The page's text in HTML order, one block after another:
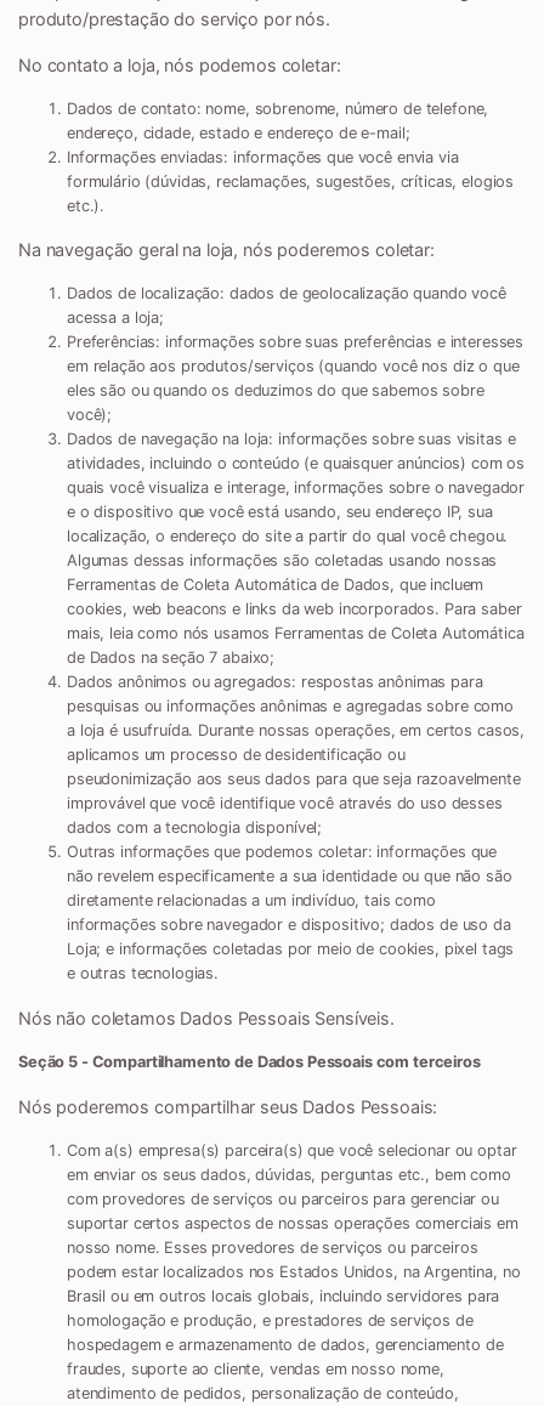
produto/prestação do serviço por nós.
No contato a loja, nós podemos coletar:
Dados de contato: nome, sobrenome, número de telefone,
endereço, cidade, estado e endereço de e-mail;
Informações enviadas: informações que você envia via
formulário (dúvidas, reclamações, sugestões, críticas, elogios
etc.).
Na navegação geral na loja, nós poderemos coletar:
Dados de localização: dados de geolocalização quando você
acessa a loja;
Preferências: informações sobre suas preferências e interesses
em relação aos produtos/serviços (quando você nos diz o que
eles são ou quando os deduzimos do que sabemos sobre
você);
Dados de navegação na loja: informações sobre suas visitas e
atividades, incluindo o conteúdo (e quaisquer anúncios) com os
quais você visualiza e interage, informações sobre o navegador
e o dispositivo que você está usando, seu endereço IP, sua
localização, o endereço do site a partir do qual você chegou.
Algumas dessas informações são coletadas usando nossas
Ferramentas de Coleta Automática de Dados, que incluem
cookies, web beacons e links da web incorporados. Para saber
mais, leia como nós usamos Ferramentas de Coleta Automática
de Dados na seção 7 abaixo;
Dados anônimos ou agregados: respostas anônimas para
pesquisas ou informações anônimas e agregadas sobre como
a loja é usufruída. Durante nossas operações, em certos casos,
aplicamos um processo de desidentificação ou
pseudonimização aos seus dados para que seja razoavelmente
improvável que você identifique você através do uso desses
dados com a tecnologia disponível;
Outras informações que podemos coletar: informações que
não revelem especificamente a sua identidade ou que não são
diretamente relacionadas a um indivíduo, tais como
informações sobre navegador e dispositivo; dados de uso da
Loja; e informações coletadas por meio de cookies, pixel tags
e outras tecnologias.
Nós não coletamos Dados Pessoais Sensíveis.
Seção 5 - Compartilhamento de Dados Pessoais com terceiros
Nós poderemos compartilhar seus Dados Pessoais:
Com a(s) empresa(s) parceira(s) que você selecionar ou optar
em enviar os seus dados, dúvidas, perguntas etc., bem como
com provedores de serviços ou parceiros para gerenciar ou
suportar certos aspectos de nossas operações comerciais em
nosso nome. Esses provedores de serviços ou parceiros
podem estar localizados nos Estados Unidos, na Argentina, no
Brasil ou em outros locais globais, incluindo servidores para
homologação e produção, e prestadores de serviços de
hospedagem e armazenamento de dados, gerenciamento de
fraudes, suporte ao cliente, vendas em nosso nome,
atendimento de pedidos, personalização de conteúdo,